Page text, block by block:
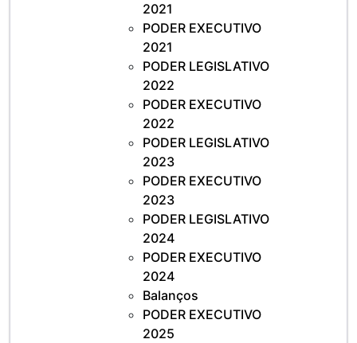
2021
PODER EXECUTIVO
2021
PODER LEGISLATIVO
2022
PODER EXECUTIVO
2022
PODER LEGISLATIVO
2023
PODER EXECUTIVO
2023
PODER LEGISLATIVO
2024
PODER EXECUTIVO
2024
Balanços
PODER EXECUTIVO
2025